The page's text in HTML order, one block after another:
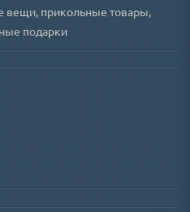
вещи, прикольные товары,
подарки